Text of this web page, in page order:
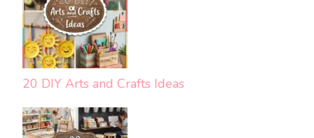
20 DIY Arts and Crafts Ideas